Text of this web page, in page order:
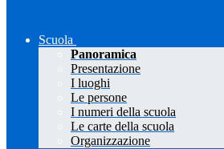
Scuola
Panoramica
Presentazione
I luoghi
Le persone
I numeri della scuola
Le carte della scuola
Organizzazione